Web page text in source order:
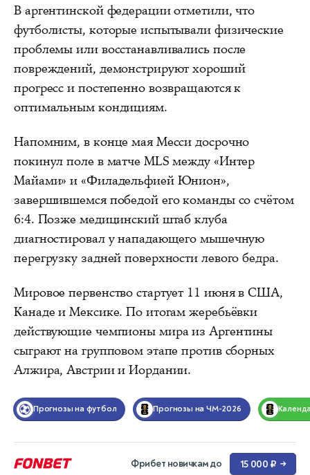
В аргентинской федерации отметили, что
футболисты, которые испытывали физические
проблемы или восстанавливались после
повреждений, демонстрируют хороший
прогресс и постепенно возвращаются к
оптимальным кондициям.
Напомним, в конце мая Месси досрочно
покинул поле в матче MLS между «Интер
Майами» и «Филадельфией Юнион»,
завершившемся победой его команды со счётом
6:4. Позже медицинский штаб клуба
диагностировал у нападающего мышечную
перегрузку задней поверхности левого бедра.
Мировое первенство стартует 11 июня в США,
Канаде и Мексике. По итогам жеребьёвки
действующие чемпионы мира из Аргентины
сыграют на групповом этапе против сборных
Алжира, Австрии и Иордании.
Прогнозы на футбол Прогнозы на ЧМ-2026
Фрибет новичкам до 15 000 ₽ →